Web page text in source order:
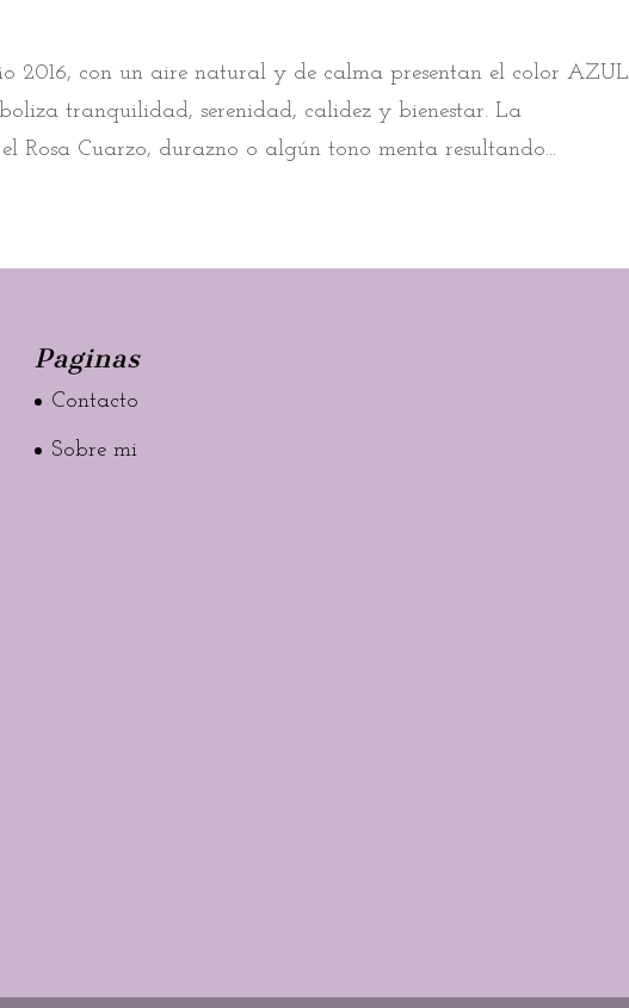
2016, con un aire natural y de calma presentan el color AZUL
tranquilidad, serenidad, calidez y bienestar. La
Rosa Cuarzo, durazno o algún tono menta resultando...
Paginas
Contacto
Sobre mi